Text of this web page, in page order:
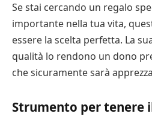
Se stai cercando un regalo
importante nella tua vita,
essere la scelta perfetta. La
qualità lo rendono un dono
che sicuramente sarà
Strumento per tenere